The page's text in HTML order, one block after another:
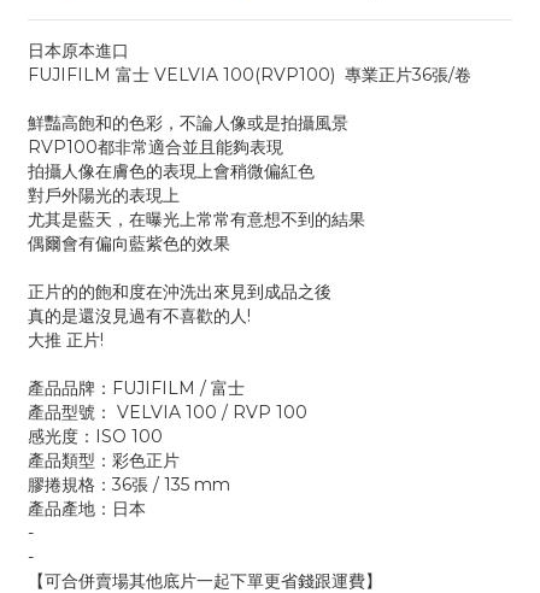
日本原本進口
FUJIFILM 富士 VELVIA 100(RVP100) 專業正片36張/卷
鮮豔高飽和的色彩，不論人像或是拍攝風景
RVP100都非常適合並且能夠表現
拍攝人像在膚色的表現上會稍微偏紅色
對戶外陽光的表現上
尤其是藍天，在曝光上常常有意想不到的結果
偶爾會有偏向藍紫色的效果
正片的的飽和度在沖洗出來見到成品之後
真的是還沒見過有不喜歡的人!
大推 正片!
產品品牌：FUJIFILM / 富士
產品型號： VELVIA 100 / RVP 100
感光度：ISO 100
產品類型：彩色正片
膠捲規格：36張 / 135 mm
產品產地：日本
-
-
【可合併賣場其他底片一起下單更省錢跟運費】